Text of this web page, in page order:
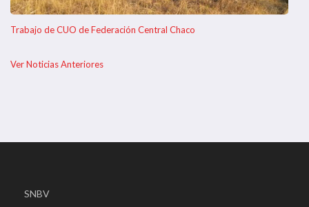
Trabajo de CUO de Federación Central Chaco
Ver Noticias Anteriores
SNBV